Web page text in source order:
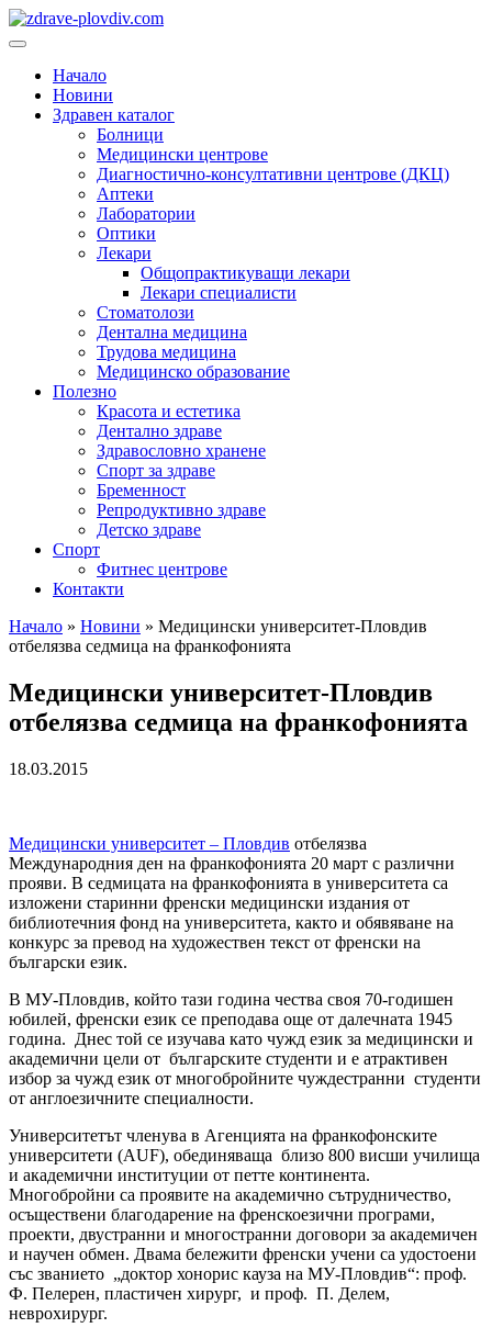
Преминете
към
Основно
Начало
Новини
Здравен каталог
Болници
Медицински центрове
Диагностично-консултативни центрове (ДКЦ)
Аптеки
Лаборатории
Оптики
Лекари
Общопрактикуващи лекари
Лекари специалисти
Стоматолози
Дентална медицина
Трудова медицина
Медицинско образование
Полезно
Красота и естетика
Дентално здраве
Здравословно хранене
Спорт за здраве
Бременност
Репродуктивно здраве
Детско здраве
Спорт
Фитнес центрове
Контакти
Начало » Новини » Медицински университет-Пловдив
отбелязва седмица на франкофонията
Медицински университет-Пловдив
отбелязва седмица на франкофонията
18.03.2015
Meдицински университет – Пловдив отбелязва
Международния ден на франкофонията 20 март с различни
прояви. В седмицата на франкофонията в университета са
изложени старинни френски медицински издания от
библиотечния фонд на университета, както и обявяване на
конкурс за превод на художествен текст от френски на
български език.
В МУ-Пловдив, който тази година чества своя 70-годишен
юбилей, френски език се преподава още от далечната 1945
година. Днес той се изучава като чужд език за медицински и
академични цели от българските студенти и е атрактивен
избор за чужд език от многобройните чуждестранни студенти
от англоезичните специалности.
Университетът членува в Агенцията на франкофонските
университети (AUF), обединяваща близо 800 висши училища
и академични институции от петте континента.
Многобройни са проявите на академично сътрудничество,
осъществени благодарение на френскоезични програми,
проекти, двустранни и многостранни договори за академичен
и научен обмен. Двама бележити френски учени са удостоени
със званието „доктор хонорис кауза на МУ-Пловдив“: проф.
Ф. Пелерен, пластичен хирург, и проф. П. Делем,
неврохирург.